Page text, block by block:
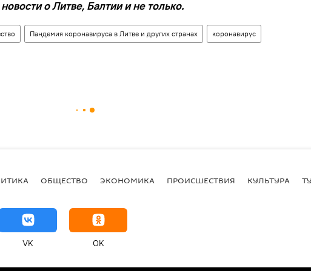
о Литве, Балтии и не только.
Пандемия коронавируса в Литве и других странах коронавирус
ОБЩЕСТВО ЭКОНОМИКА ПРОИСШЕСТВИЯ КУЛЬТУРА
VK OK